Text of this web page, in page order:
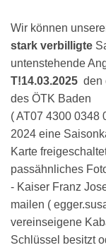
Wir können
stark verbilligte
untenstehende
T!14.03.2025 den
des ÖTK Baden
( AT07 4300 0348
2024 eine
Karte
passähnliches
- Kaiser Franz
mailen (
vereinseigene
Schlüssel besitzt